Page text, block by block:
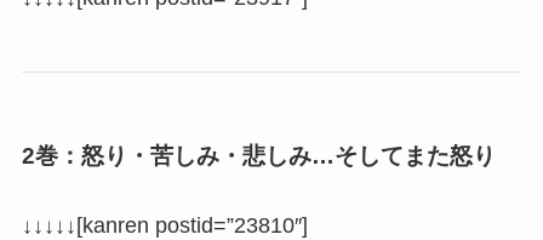
2巻：怒り・苦しみ・悲しみ…そしてまた怒り
↓↓↓↓↓[kanren postid=”23810″]